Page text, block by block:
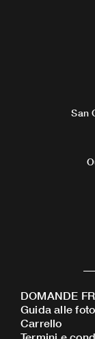
San
DOMANDE
Guida alle foto
Carrello